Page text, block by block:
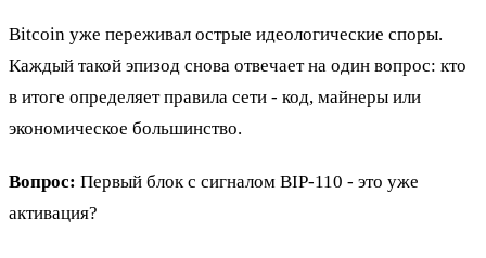
Bitcoin уже переживал острые идеологические споры.
Каждый такой эпизод снова отвечает на один вопрос: кто
в итоге определяет правила сети - код, майнеры или
экономическое большинство.
Вопрос: Первый блок с сигналом BIP-110 - это уже
активация?